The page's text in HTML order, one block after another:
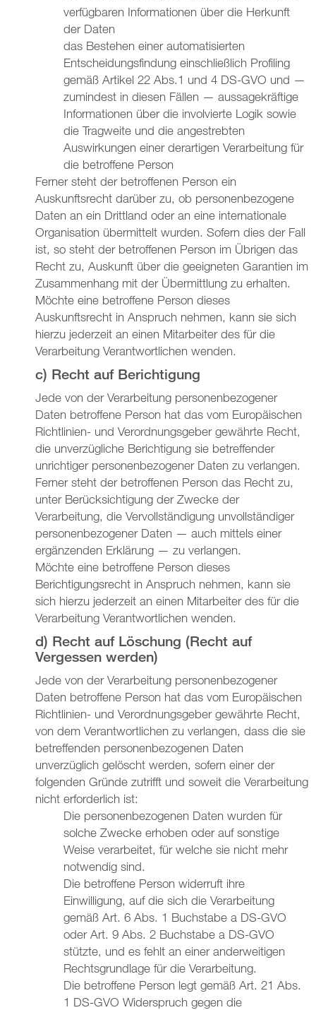
verfügbaren Informationen über die Herkunft
der Daten
das Bestehen einer automatisierten
Entscheidungsfindung einschließlich Profiling
gemäß Artikel 22 Abs.1 und 4 DS-GVO und —
zumindest in diesen Fällen — aussagekräftige
Informationen über die involvierte Logik sowie
die Tragweite und die angestrebten
Auswirkungen einer derartigen Verarbeitung für
die betroffene Person
Ferner steht der betroffenen Person ein
Auskunftsrecht darüber zu, ob personenbezogene
Daten an ein Drittland oder an eine internationale
Organisation übermittelt wurden. Sofern dies der Fall
ist, so steht der betroffenen Person im Übrigen das
Recht zu, Auskunft über die geeigneten Garantien im
Zusammenhang mit der Übermittlung zu erhalten.
Möchte eine betroffene Person dieses
Auskunftsrecht in Anspruch nehmen, kann sie sich
hierzu jederzeit an einen Mitarbeiter des für die
Verarbeitung Verantwortlichen wenden.
c) Recht auf Berichtigung
Jede von der Verarbeitung personenbezogener
Daten betroffene Person hat das vom Europäischen
Richtlinien- und Verordnungsgeber gewährte Recht,
die unverzügliche Berichtigung sie betreffender
unrichtiger personenbezogener Daten zu verlangen.
Ferner steht der betroffenen Person das Recht zu,
unter Berücksichtigung der Zwecke der
Verarbeitung, die Vervollständigung unvollständiger
personenbezogener Daten — auch mittels einer
ergänzenden Erklärung — zu verlangen.
Möchte eine betroffene Person dieses
Berichtigungsrecht in Anspruch nehmen, kann sie
sich hierzu jederzeit an einen Mitarbeiter des für die
Verarbeitung Verantwortlichen wenden.
d) Recht auf Löschung (Recht auf
Vergessen werden)
Jede von der Verarbeitung personenbezogener
Daten betroffene Person hat das vom Europäischen
Richtlinien- und Verordnungsgeber gewährte Recht,
von dem Verantwortlichen zu verlangen, dass die sie
betreffenden personenbezogenen Daten
unverzüglich gelöscht werden, sofern einer der
folgenden Gründe zutrifft und soweit die Verarbeitung
nicht erforderlich ist:
Die personenbezogenen Daten wurden für
solche Zwecke erhoben oder auf sonstige
Weise verarbeitet, für welche sie nicht mehr
notwendig sind.
Die betroffene Person widerruft ihre
Einwilligung, auf die sich die Verarbeitung
gemäß Art. 6 Abs. 1 Buchstabe a DS-GVO
oder Art. 9 Abs. 2 Buchstabe a DS-GVO
stützte, und es fehlt an einer anderweitigen
Rechtsgrundlage für die Verarbeitung.
Die betroffene Person legt gemäß Art. 21 Abs.
1 DS-GVO Widerspruch gegen die